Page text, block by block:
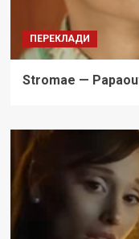
ПЕРЕКЛАДИ
Stromae —